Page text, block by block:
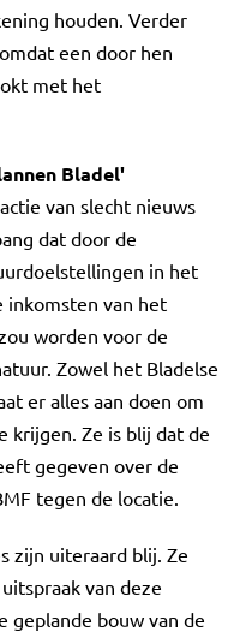
houden. Verder
een door hen
met het
Bladel'
van slecht nieuws
dat door de
in het
inkomsten van het
worden voor de
Zowel het Bladelse
er alles aan doen om
krijgen. Ze is blij dat de
gegeven over de
tegen de locatie.
zijn uiteraard blij. Ze
van deze
geplande bouw van de